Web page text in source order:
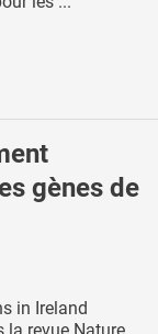
gènes de
in Ireland